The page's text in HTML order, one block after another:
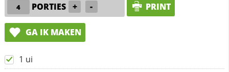
PORTIES + - PRINT
GA IK MAKEN
1 ui